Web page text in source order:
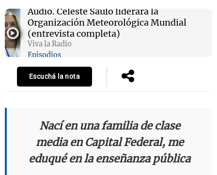
Audio. Celeste Saulo liderará la
Organización Meteorológica Mundial
(entrevista completa)
Viva la Radio
Episodios
Escuchá la nota
Nací en una familia de clase
media en Capital Federal, me
eduqué en la enseñanza pública